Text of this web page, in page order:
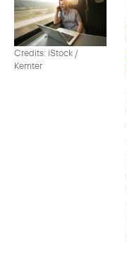
Credits: iStock /
Kemter